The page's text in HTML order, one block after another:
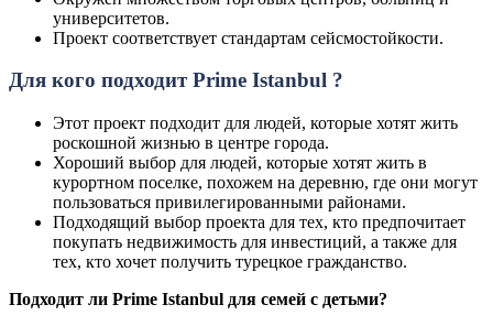
университетов.
Проект соответствует стандартам сейсмостойкости.
Для кого подходит Prime Istanbul ?
Этот проект подходит для людей, которые хотят жить
роскошной жизнью в центре города.
Хороший выбор для людей, которые хотят жить в
курортном поселке, похожем на деревню, где они могут
пользоваться привилегированными районами.
Подходящий выбор проекта для тех, кто предпочитает
покупать недвижимость для инвестиций, а также для
тех, кто хочет получить турецкое гражданство.
Подходит ли Prime Istanbul для семей с детьми?